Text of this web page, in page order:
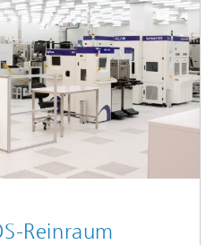
Reinraum